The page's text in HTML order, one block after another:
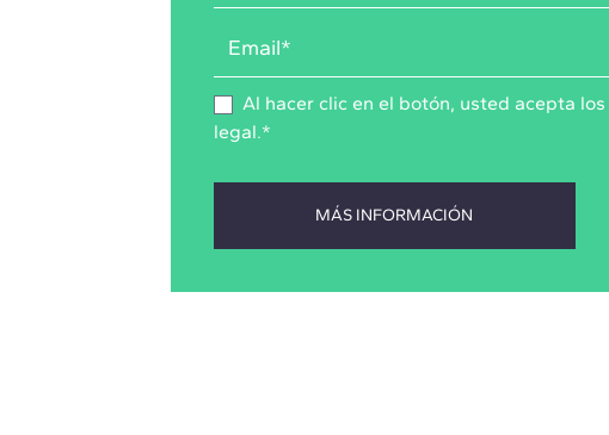
Al hacer clic en el botón, usted acepta los
legal.*